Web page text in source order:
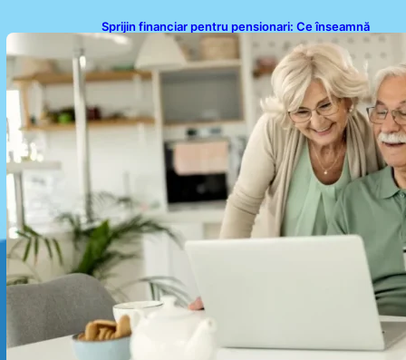
Sprijin financiar pentru pensionari: Ce înseamnă
ajutoarele de până la 500 de lei în 2026